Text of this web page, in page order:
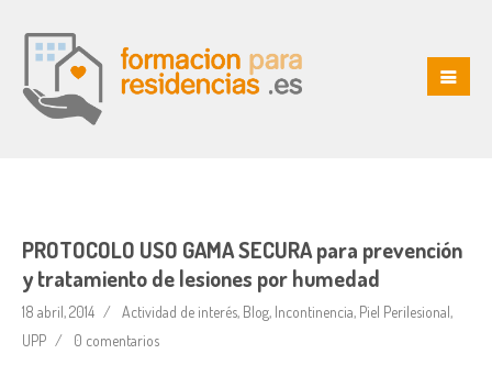
PROTOCOLO USO GAMA SECURA para prevención
y tratamiento de lesiones por humedad
18 abril, 2014 Actividad de interés, Blog, Incontinencia, Piel Perilesional,
UPP
0 comentarios